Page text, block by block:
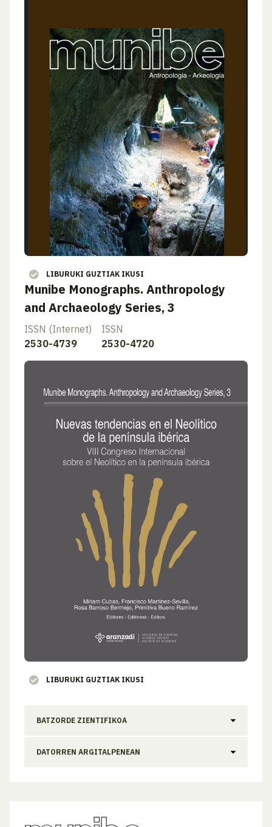
LIBURUKI GUZTIAK IKUSI
Munibe Monographs. Anthropology
and Archaeology Series, 3
ISSN (Internet)
2530-4739
ISSN
2530-4720
LIBURUKI GUZTIAK IKUSI
BATZORDE ZIENTIFIKOA
DATORREN ARGITALPENEAN